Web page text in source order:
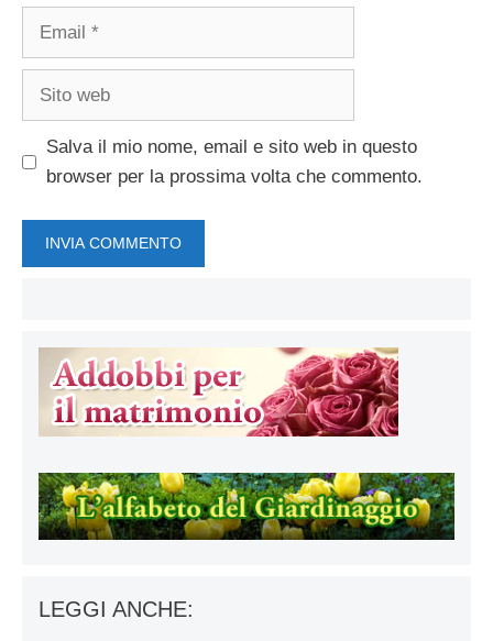
Email
Sito
Salva il mio nome, email e sito web in questo
browser per la prossima volta che commento.
LEGGI ANCHE: